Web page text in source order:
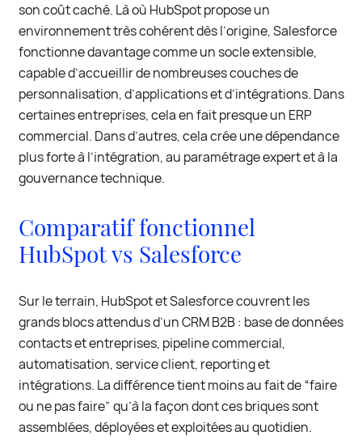
son coût caché. Là où HubSpot propose un
environnement très cohérent dès l’origine, Salesforce
fonctionne davantage comme un socle extensible,
capable d’accueillir de nombreuses couches de
personnalisation, d’applications et d’intégrations. Dans
certaines entreprises, cela en fait presque un ERP
commercial. Dans d’autres, cela crée une dépendance
plus forte à l’intégration, au paramétrage expert et à la
gouvernance technique.
Comparatif fonctionnel
HubSpot vs Salesforce
Sur le terrain, HubSpot et Salesforce couvrent les
grands blocs attendus d’un CRM B2B : base de données
contacts et entreprises, pipeline commercial,
automatisation, service client, reporting et
intégrations. La différence tient moins au fait de “faire
ou ne pas faire” qu’à la façon dont ces briques sont
assemblées, déployées et exploitées au quotidien.